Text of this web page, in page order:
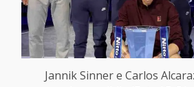
Jannik Sinner e Carlos